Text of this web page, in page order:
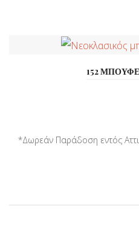
152
*Δωρεάν Παράδοση εντός